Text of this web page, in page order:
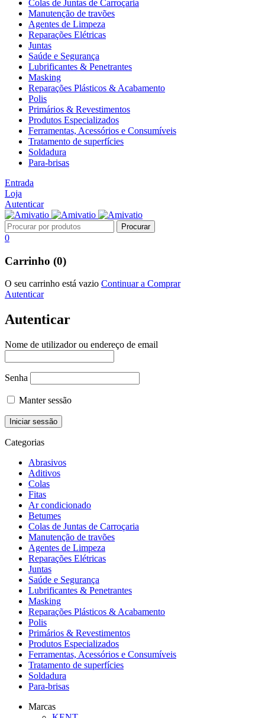
Colas de Juntas de Carroçaria
Manutenção de travões
Agentes de Limpeza
Reparações Elétricas
Juntas
Saúde e Segurança
Lubrificantes & Penetrantes
Masking
Reparações Plásticos & Acabamento
Polis
Primários & Revestimentos
Produtos Especializados
Ferramentas, Acessórios e Consumíveis
Tratamento de superfícies
Soldadura
Para-brisas
Entrada
Loja
Autenticar
0
Carrinho (0)
O seu carrinho está vazio Continuar a Comprar
Autenticar
Autenticar
Nome de utilizador ou endereço de email
Senha
Manter sessão
Categorias
Abrasivos
Aditivos
Colas
Fitas
Ar condicionado
Betumes
Colas de Juntas de Carroçaria
Manutenção de travões
Agentes de Limpeza
Reparações Elétricas
Juntas
Saúde e Segurança
Lubrificantes & Penetrantes
Masking
Reparações Plásticos & Acabamento
Polis
Primários & Revestimentos
Produtos Especializados
Ferramentas, Acessórios e Consumíveis
Tratamento de superfícies
Soldadura
Para-brisas
Marcas